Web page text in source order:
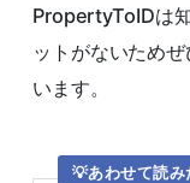
PropertyToIDは
ットがないため
います。
あわせて読み